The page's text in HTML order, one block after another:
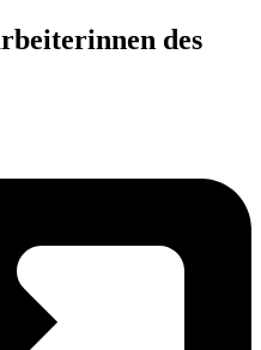
des